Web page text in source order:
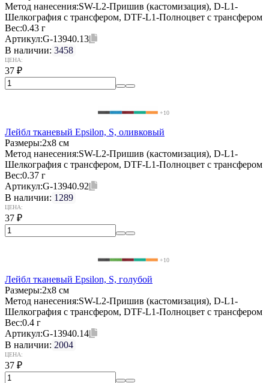
Метод нанесения:SW-L2-Пришив (кастомизация), D-L1-
Шелкография с трансфером, DTF-L1-Полноцвет с трансфером
Вес:0.43 г
Артикул:G-13940.13
В наличии: 3458
ЦЕНА:
37 ₽
+10
Лейбл тканевый Epsilon, S, оливковый
Размеры:2х8 см
Метод нанесения:SW-L2-Пришив (кастомизация), D-L1-
Шелкография с трансфером, DTF-L1-Полноцвет с трансфером
Вес:0.37 г
Артикул:G-13940.92
В наличии: 1289
ЦЕНА:
37 ₽
+10
Лейбл тканевый Epsilon, S, голубой
Размеры:2х8 см
Метод нанесения:SW-L2-Пришив (кастомизация), D-L1-
Шелкография с трансфером, DTF-L1-Полноцвет с трансфером
Вес:0.4 г
Артикул:G-13940.14
В наличии: 2004
ЦЕНА:
37 ₽